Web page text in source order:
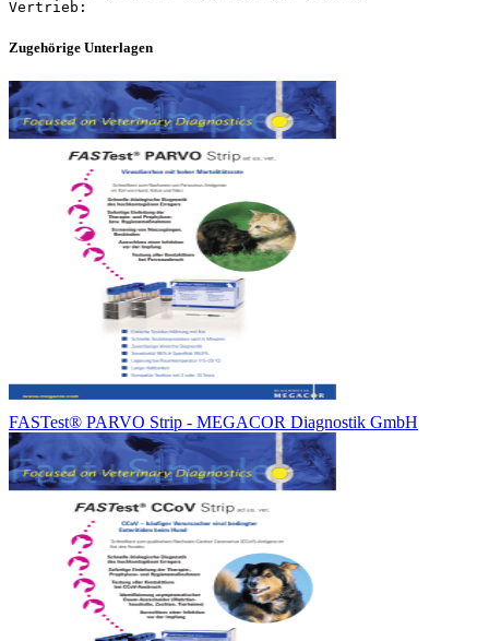
Zugehörige Unterlagen
FASTest® PARVO Strip - MEGACOR Diagnostik GmbH